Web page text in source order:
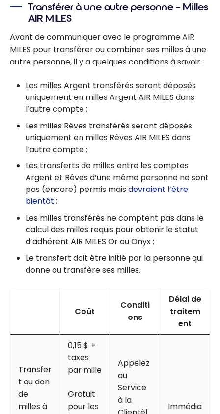
Transférer à une autre personne – Milles
AIR MILES
Avant de communiquer avec le programme AIR
MILES pour transférer ou combiner ses milles à une
autre personne, il y a quelques conditions à savoir :
Les milles Argent transférés seront déposés
uniquement en milles Argent AIR MILES dans
l’autre compte ;
Les milles Rêves transférés seront déposés
uniquement en milles Rêves AIR MILES dans
l’autre compte ;
Les transferts de milles entre les comptes
Argent et Rêves d’une même personne ne sont
pas (encore) permis mais devraient l’être
bientôt ;
Les milles transférés ne comptent pas dans le
calcul des milles requis pour obtenir le statut
d’adhérent AIR MILES Or ou Onyx ;
Le transfert doit être initié par la personne qui
donne ou transfère ses milles.
Coût
Conditi
ons
Délai de
traitem
ent
Transfer
t ou don
de
milles à
0,15 $ +
taxes
par mille
Gratuit
pour les
Appelez
au
Service
à la
Immédia